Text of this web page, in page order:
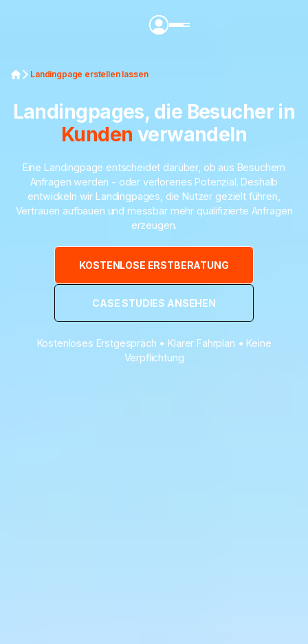
Landingpage erstellen lassen
Landingpages, die Besucher in
Kunden verwandeln
Eine Landingpage entscheidet darüber, ob aus Besuchern
Anfragen werden - oder verlorenes Potenzial. Deshalb
entwickeln wir Landingpages, die Nutzer gezielt führen,
Vertrauen aufbauen und messbar mehr qualifizierte Anfragen
erzeugen.
KOSTENLOSE ERSTBERATUNG
CASE STUDIES ANSEHEN
Kostenloses Erstgespräch • Klarer Fahrplan • Keine
Verpflichtung